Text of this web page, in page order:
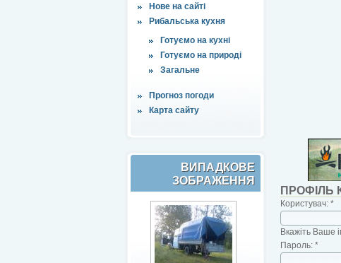
Нове на сайті
Рибальська кухня
Готуємо на кухні
Готуємо на природі
Загальне
Прогноз погоди
Карта сайту
ВИПАДКОВЕ
ЗОБРАЖЕННЯ
ПРОФІЛЬ
Користувач: *
Вкажіть Ваше
Пароль: *